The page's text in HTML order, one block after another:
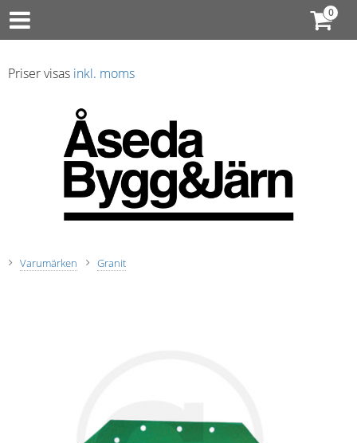
Priser visas inkl. moms
Varumärken Granit